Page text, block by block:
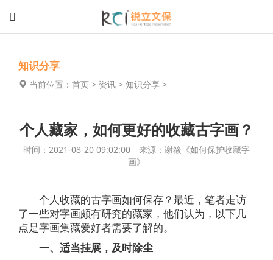
知识分享
当前位置： 首页 > 资讯 > 知识分享 >
个人藏家，如何更好的收藏古字画？
时间：2021-08-20 09:02:00 来源：谢筱《如何保护收藏字
画》
个人收藏的古字画如何保存？最近，笔者走访
了一些对字画颇有研究的藏家，他们认为，以下几
点是字画集藏爱好者需要了解的。
一、适当挂展，及时除尘